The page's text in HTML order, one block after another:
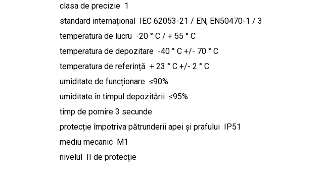
clasa de precizie 1
standard internațional IEC 62053-21 / EN, EN50470-1 / 3
temperatura de lucru -20 ° C / + 55 ° C
temperatura de depozitare -40 ° C +/- 70 ° C
temperatura de referință + 23 ° C +/- 2 ° C
umiditate de funcționare ≤90%
umiditate în timpul depozitării ≤95%
timp de pornire 3 secunde
protecție împotriva pătrunderii apei și prafului IP51
mediu mecanic M1
nivelul II de protecție